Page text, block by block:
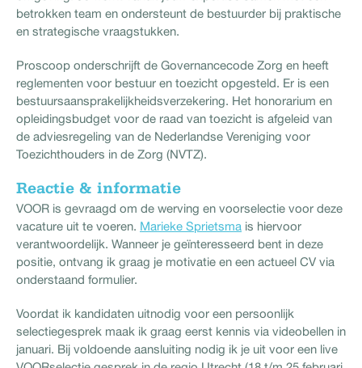
betrokken team en ondersteunt de bestuurder bij praktische
en strategische vraagstukken.
Proscoop onderschrijft de Governancecode Zorg en heeft
reglementen voor bestuur en toezicht opgesteld. Er is een
bestuursaansprakelijkheidsverzekering. Het honorarium en
opleidingsbudget voor de raad van toezicht is afgeleid van
de adviesregeling van de Nederlandse Vereniging voor
Toezichthouders in de Zorg (NVTZ).
Reactie & informatie
VOOR is gevraagd om de werving en voorselectie voor deze
vacature uit te voeren. Marieke Sprietsma is hiervoor
verantwoordelijk. Wanneer je geïnteresseerd bent in deze
positie, ontvang ik graag je motivatie en een actueel CV via
onderstaand formulier.
Voordat ik kandidaten uitnodig voor een persoonlijk
selectiegesprek maak ik graag eerst kennis via videobellen in
januari. Bij voldoende aansluiting nodig ik je uit voor een live